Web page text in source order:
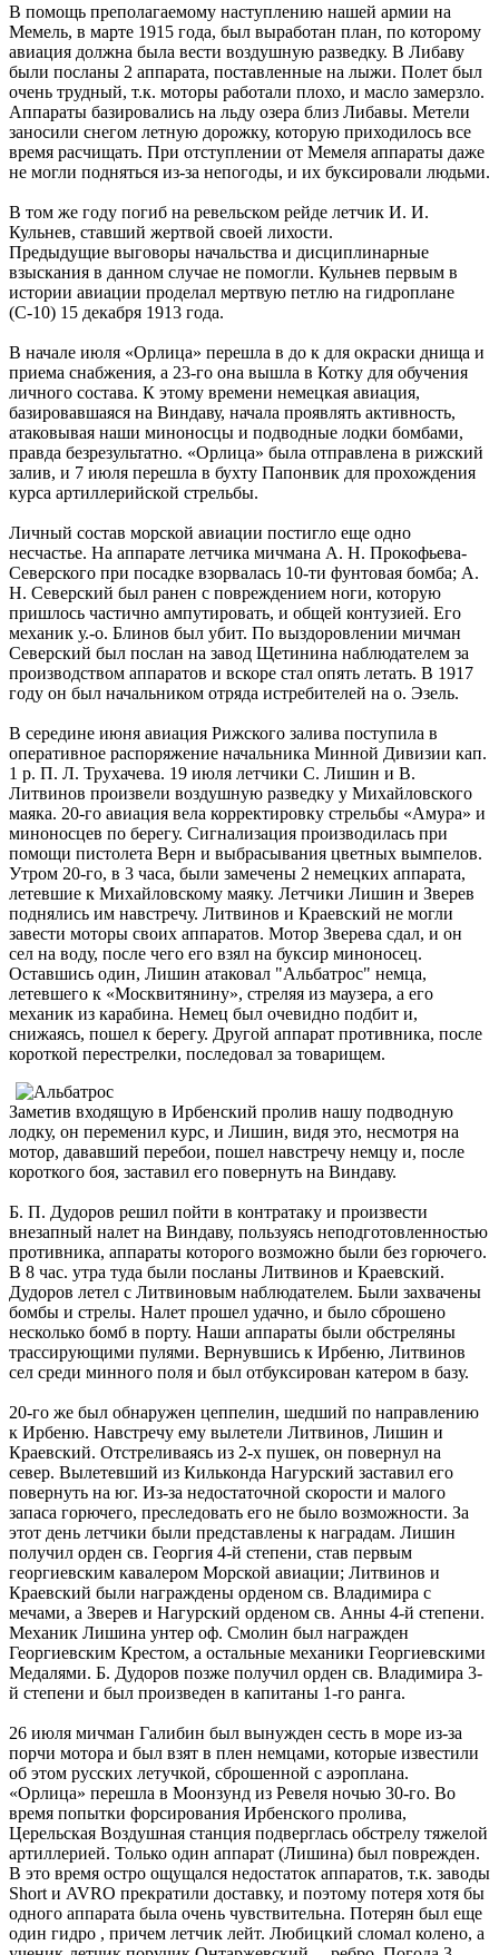
В помощь преполагаемому наступлению нашей армии на
Мемель, в марте 1915 года, был выработан план, по которому
авиация должна была вести воздушную разведку. В Либаву
были посланы 2 аппарата, поставленные на лыжи. Полет был
очень трудный, т.к. моторы работали плохо, и масло замерзло.
Аппараты базировались на льду озера близ Либавы. Метели
заносили снегом летную дорожку, которую приходилось все
время расчищать. При отступлении от Мемеля аппараты даже
не могли подняться из-за непогоды, и их буксировали людьми.
В том же году погиб на ревельском рейде летчик И. И.
Кульнев, ставший жертвой своей лихости.
Предыдущие выговоры начальства и дисциплинарные
взыскания в данном случае не помогли. Кульнев первым в
истории авиации проделал мертвую петлю на гидроплане
(С-10) 15 декабря 1913 года.
В начале июля «Орлица» перешла в до к для окраски днища и
приема снабжения, а 23-го она вышла в Котку для обучения
личного состава. К этому времени немецкая авиация,
базировавшаяся на Виндаву, начала проявлять активность,
атаковывая наши миноносцы и подводные лодки бомбами,
правда безрезультатно. «Орлица» была отправлена в рижский
залив, и 7 июля перешла в бухту Папонвик для прохождения
курса артиллерийской стрельбы.
Личный состав морской авиации постигло еще одно
несчастье. На аппарате летчика мичмана А. Н. Прокофьева-
Северского при посадке взорвалась 10-ти фунтовая бомба; А.
Н. Северский был ранен с повреждением ноги, которую
пришлось частично ампутировать, и общей контузией. Его
механик у.-о. Блинов был убит. По выздоровлении мичман
Северский был послан на завод Щетинина наблюдателем за
производством аппаратов и вскоре стал опять летать. В 1917
году он был начальником отряда истребителей на о. Эзель.
В середине июня авиация Рижского залива поступила в
оперативное распоряжение начальника Минной Дивизии кап.
1 р. П. Л. Трухачева. 19 июля летчики С. Лишин и В.
Литвинов произвели воздушную разведку у Михайловского
маяка. 20-го авиация вела корректировку стрельбы «Амура» и
миноносцев по берегу. Сигнализация производилась при
помощи пистолета Верн и выбрасывания цветных вымпелов.
Утром 20-го, в 3 часа, были замечены 2 немецких аппарата,
летевшие к Михайловскому маяку. Летчики Лишин и Зверев
поднялись им навстречу. Литвинов и Краевский не могли
завести моторы своих аппаратов. Мотор Зверева сдал, и он
сел на воду, после чего его взял на буксир миноносец.
Оставшись один, Лишин атаковал "Альбатрос" немца,
летевшего к «Москвитянину», стреляя из маузера, а его
механик из карабина. Немец был очевидно подбит и,
снижаясь, пошел к берегу. Другой аппарат противника, после
короткой перестрелки, последовал за товарищем.
Заметив входящую в Ирбенский пролив нашу подводную
лодку, он переменил курс, и Лишин, видя это, несмотря на
мотор, дававший перебои, пошел навстречу немцу и, после
короткого боя, заставил его повернуть на Виндаву.
Б. П. Дудоров решил пойти в контратаку и произвести
внезапный налет на Виндаву, пользуясь неподготовленностью
противника, аппараты которого возможно были без горючего.
В 8 час. утра туда были посланы Литвинов и Краевский.
Дудоров летел с Литвиновым наблюдателем. Были захвачены
бомбы и стрелы. Налет прошел удачно, и было сброшено
несколько бомб в порту. Наши аппараты были обстреляны
трассирующими пулями. Вернувшись к Ирбеню, Литвинов
сел среди минного поля и был отбуксирован катером в базу.
20-го же был обнаружен цеппелин, шедший по направлению
к Ирбеню. Навстречу ему вылетели Литвинов, Лишин и
Краевский. Отстреливаясь из 2-х пушек, он повернул на
север. Вылетевший из Кильконда Нагурский заставил его
повернуть на юг. Из-за недостаточной скорости и малого
запаса горючего, преследовать его не было возможности. За
этот день летчики были представлены к наградам. Лишин
получил орден св. Георгия 4-й степени, став первым
георгиевским кавалером Морской авиации; Литвинов и
Краевский были награждены орденом св. Владимира с
мечами, а Зверев и Нагурский орденом св. Анны 4-й степени.
Механик Лишина унтер оф. Смолин был награжден
Георгиевским Крестом, а остальные механики Георгиевскими
Медалями. Б. Дудоров позже получил орден св. Владимира 3-
й степени и был произведен в капитаны 1-го ранга.
26 июля мичман Галибин был вынужден сесть в море из-за
порчи мотора и был взят в плен немцами, которые известили
об этом русских летучкой, сброшенной с аэроплана.
«Орлица» перешла в Моонзунд из Ревеля ночью 30-го. Во
время попытки форсирования Ирбенского пролива,
Церельская Воздушная станция подверглась обстрелу тяжелой
артиллерией. Только один аппарат (Лишина) был поврежден.
В это время остро ощущался недостаток аппаратов, т.к. заводы
Short и AVRO прекратили доставку, и поэтому потеря хотя бы
одного аппарата была очень чувствительна. Потерян был еще
один гидро , причем летчик лейт. Любицкий сломал колено, а